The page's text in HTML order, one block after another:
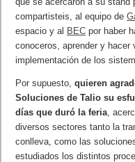
compartisteis, al equipo de
espacio y al BEC por haber
conoceros, aprender y
implementación de los
Por supuesto,quieren
Soluciones de Talio su
días que duró la feria ,
diversos sectores tanto la
conlleva, como las
estudiados los distintos